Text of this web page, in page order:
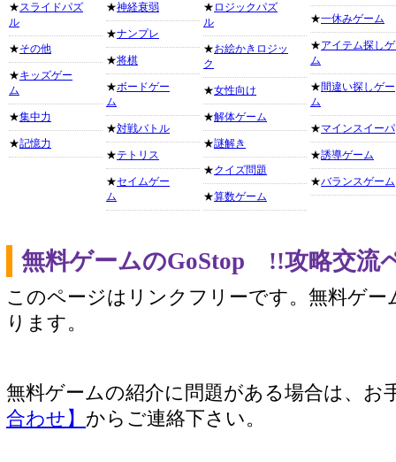
★スライドパズ
ル
★その他
★キッズゲー
ム
★集中力
★記憶力
★神経衰弱
★ナンプレ
★将棋
★ボードゲー
ム
★対戦バトル
★テトリス
★セイムゲー
ム
★ ロジックパズ
ル
★お絵かきロジッ
ク
★女性向け
★解体ゲーム
★謎解き
★クイズ問題
★算数ゲーム
★一休みゲーム
★アイテム探し
ム
★間違い探しゲー
ム
★マインスイーパ
★誘導ゲーム
★バランスゲーム
無料ゲームのGoStop !!攻略交流
このページはリンクフリーです。無料ゲー
ります。
無料ゲームの紹介に問題がある場合は、お
合わせ】 からご連絡下さい。